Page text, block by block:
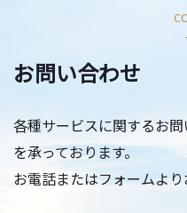
お問い合わせ
各種サービスに関するお
を承っております。
お電話またはフォームより